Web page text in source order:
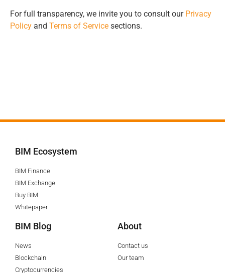
For full transparency, we invite you to consult our Privacy
Policy and Terms of Service sections.
BIM Ecosystem
BIM Finance
BIM Exchange
Buy BIM
Whitepaper
BIM Blog
News
Blockchain
Cryptocurrencies
About
Contact us
Our team